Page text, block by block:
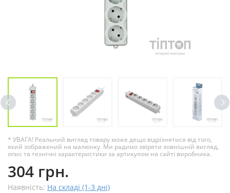
* УВАГА! Реальний вигляд товару може дещо відрізнятися від того,
який зображений на малюнку. Ми радимо звіряти зовнішній вигляд,
опис та технічні характеристики за артикулом на сайті виробника.
304 грн.
Наявність: На складі (1-3 дні)